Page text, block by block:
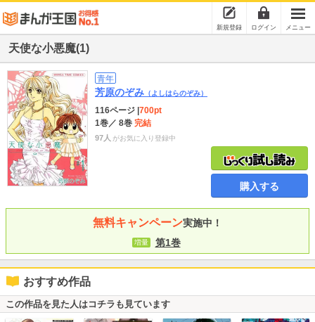
新規登録 ログイン メニュー
天使な小悪魔(1)
青年
芳原のぞみ （よしはらのぞみ）
116ページ 700pt
1巻／ 8巻 完結
97人 がお気に入り登録中
購入する
無料キャンペーン実施中！
増量 第1巻
おすすめ作品
この作品を見た人はコチラも見ています